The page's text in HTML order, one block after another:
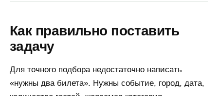
Как правильно поставить
задачу
Для точного подбора недостаточно написать
«нужны два билета». Нужны событие, город, дата,